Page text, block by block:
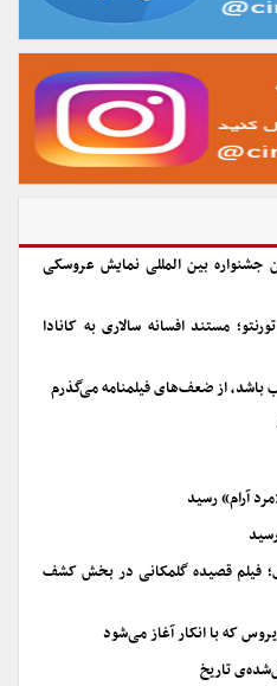
جشنواره بین المللی نمایش عروسکی
مستند افسانه سالاری به کانادا
باشد، از ضعف‌های فیلمنامه می‌گذرم
آرام» رسید
فیلم قصیده گلمکانی در بخش کشف
که با انکار آغاز می‌شود
تاریخ